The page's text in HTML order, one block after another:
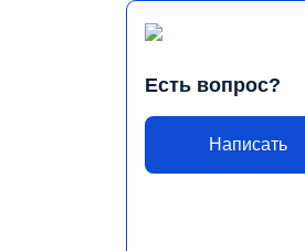
Есть вопрос?
Написать